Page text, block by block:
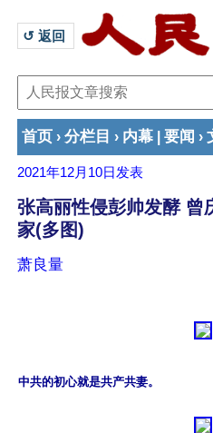
↺ 返回
首页 › 分栏目 › 内幕 要闻 ›
2021年12月10日 发表
张高丽性侵彭帅发酵 曾
家(多图)
萧良量
中共的初心就是共产共妻。